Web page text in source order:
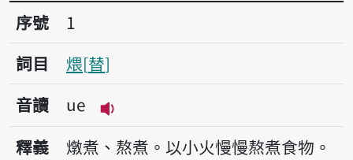
序號1煨
序號
1
詞目
煨 替
音讀
ue
播放音讀ue
釋義 燉煮、熬煮。以小火慢慢熬煮食物。